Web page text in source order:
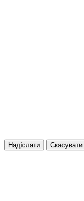
Надіслати Скасувати